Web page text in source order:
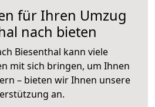
für Ihren Umzug
nach bieten
Biesenthal kann viele
mit sich bringen, um Ihnen
– bieten wir Ihnen unsere
an.